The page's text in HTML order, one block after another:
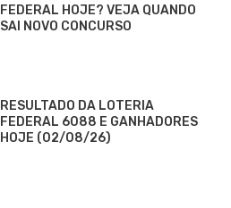
FEDERAL HOJE? VEJA QUANDO
SAI NOVO CONCURSO
RESULTADO DA LOTERIA
FEDERAL 6088 E GANHADORES
HOJE (02/08/26)